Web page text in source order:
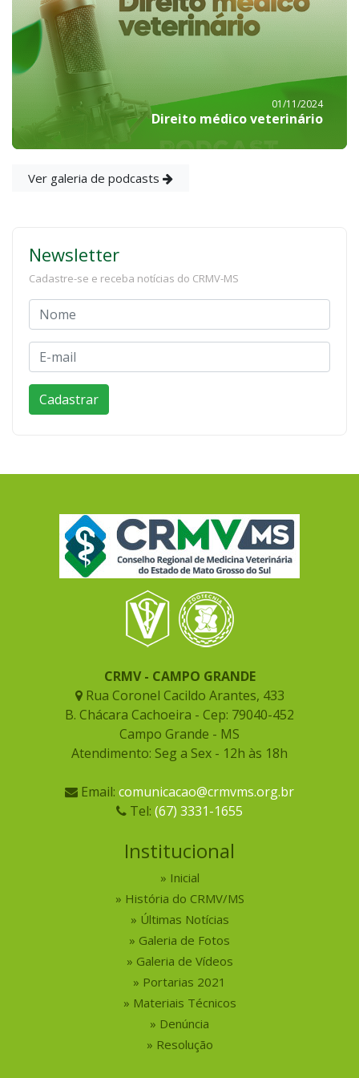
01/11/2024
Direito médico veterinário
Ver galeria de podcasts
Newsletter
Cadastre-se e receba notícias do CRMV-MS
CRMV - CAMPO GRANDE
Rua Coronel Cacildo Arantes, 433
B. Chácara Cachoeira - Cep: 79040-452
Campo Grande - MS
Atendimento: Seg a Sex - 12h às 18h
Email: comunicacao@crmvms.org.br
Tel: (67) 3331-1655
Institucional
Inicial
História do CRMV/MS
Últimas Notícias
Galeria de Fotos
Galeria de Vídeos
Portarias 2021
Materiais Técnicos
Denúncia
Resolução